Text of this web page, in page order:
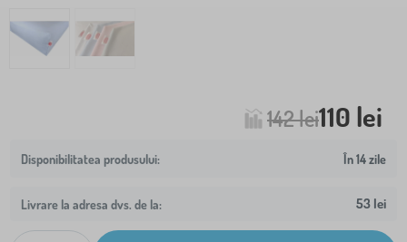
142 lei110 lei
În 14 zile
Livrare la adresa dvs. de la: 53 lei